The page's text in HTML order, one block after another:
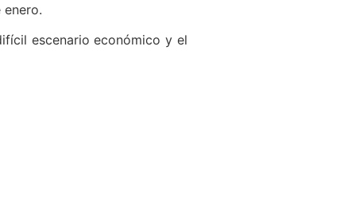
escenario económico y el